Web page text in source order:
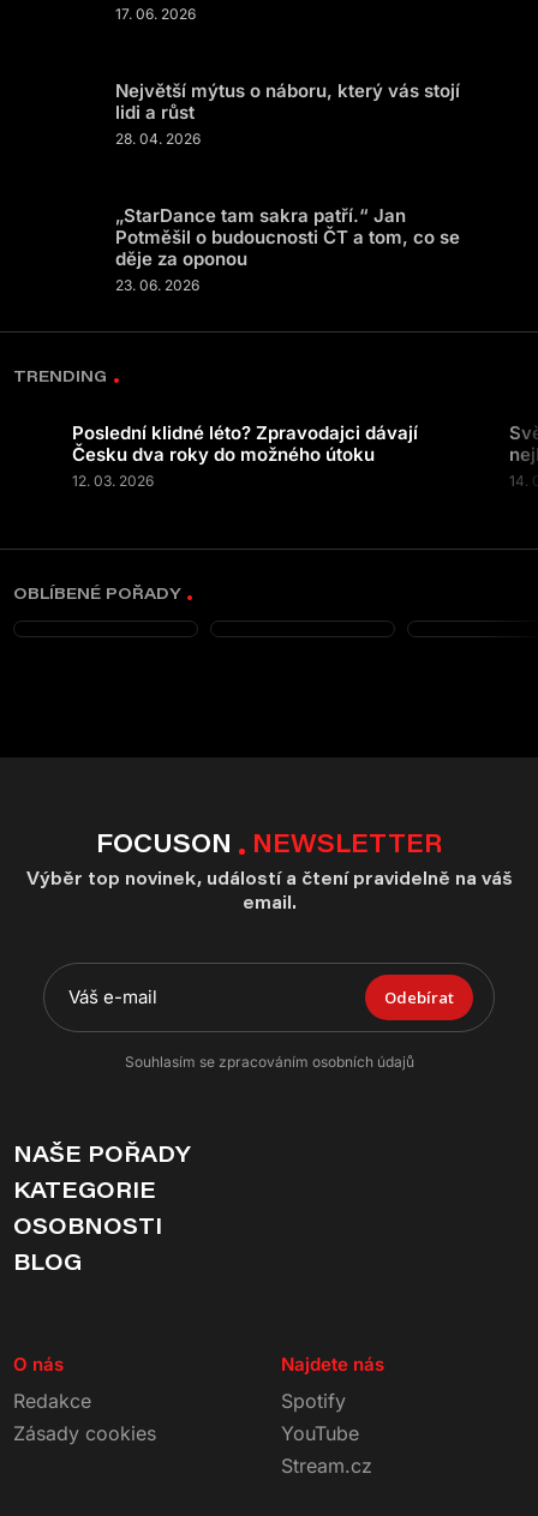
17. 06. 2026
Největší mýtus o náboru, který vás stojí
lidi a růst
28. 04. 2026
„StarDance tam sakra patří.“ Jan
Potměšil o budoucnosti ČT a tom, co se
děje za oponou
23. 06. 2026
TRENDING
Poslední klidné léto? Zpravodajci dávají
Česku dva roky do možného útoku
12. 03. 2026 14.
OBLÍBENÉ POŘADY
FOCUSON NEWSLETTER
Výběr top novinek, událostí a čtení pravidelně na váš
email.
Odebírat
Souhlasím se zpracováním osobních údajů
NAŠE POŘADY
KATEGORIE
OSOBNOSTI
BLOG
O nás
Redakce
Zásady cookies
Najdete nás
Spotify
YouTube
Stream.cz